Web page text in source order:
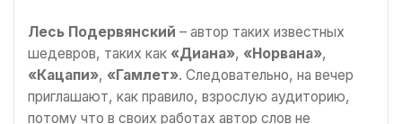
Лесь Подервянский – автор таких известных
шедевров, таких как «Диана», «Норвана»,
«Кацапи», «Гамлет». Следовательно, на вечер
приглашают, как правило, взрослую аудиторию,
потому что в своих работах автор слов не